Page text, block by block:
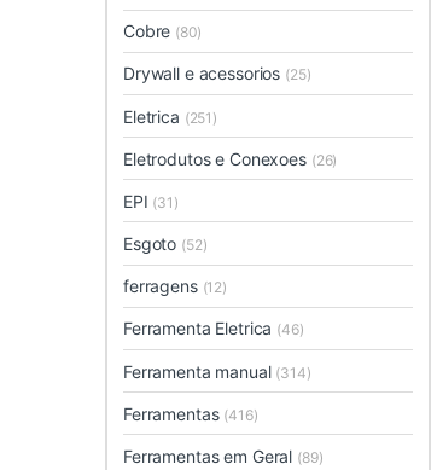
Cobre (80)
Drywall e acessorios (25)
Eletrica (251)
Eletrodutos e Conexoes (26)
EPI (31)
Esgoto (52)
ferragens (12)
Ferramenta Eletrica (46)
Ferramenta manual (314)
Ferramentas (416)
Ferramentas em Geral (89)